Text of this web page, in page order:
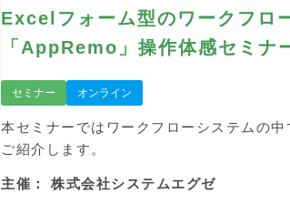
Excelフォーム型のワークフロ
「AppRemo」操作体感セミナ
セミナー オンライン
本セミナーではワークフローシステムの
ご紹介します。
主催： 株式会社システムエグゼ